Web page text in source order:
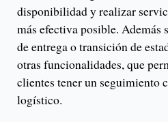
disponibilidad y realizar
más efectiva posible. Además
de entrega o transición de
otras funcionalidades, que
clientes tener un seguimiento
logístico.